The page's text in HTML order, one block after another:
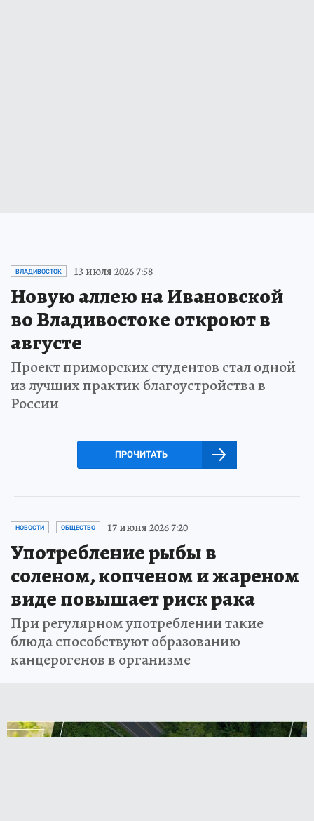
ВЛАДИВОСТОК 13 июля 2026 7:58
Новую аллею на Ивановской
во Владивостоке откроют в
августе
Проект приморских студентов стал одной
из лучших практик благоустройства в
России
ПРОЧИТАТЬ
НОВОСТИ ОБЩЕСТВО 17 июня 2026 7:20
Употребление рыбы в
соленом, копченом и жареном
виде повышает риск рака
При регулярном употреблении такие
блюда способствуют образованию
канцерогенов в организме